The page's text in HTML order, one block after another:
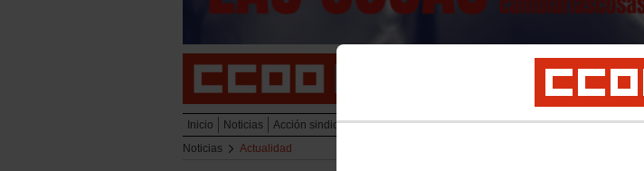
Inicio Noticias Acción sindical Mujeres Formación Movilizaciones y concentraciones
Noticias
Actualidad